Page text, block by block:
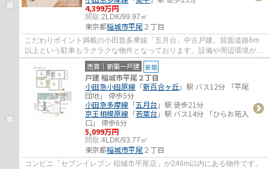
4,399万円
間取:2LDK/99.97㎡
東京都稲城市平尾２丁目
こだわりポイント満載の小田急多摩線「五月台」中古戸建。前面道路6m
以上という駐車もラクラクな物件となっております。設備や周辺環境が整
っている中古戸建てはいかがでしょうか。一...
売買｜新築一戸建 新築
戸建 稲城市平尾２丁目
小田急小田原線 「新百合ヶ丘」駅 バス12分 「平尾
団地」 停歩5分
小田急多摩線 「五月台 」駅 徒歩21分
京王相模原線 「若葉台 」駅 バス14分 「ひらお苑入
口」 停歩6分
5,099万円
間取:4LDK/93.77㎡
東京都稲城市平尾２丁目
コンビニ「セブンイレブン 稲城市平尾店」が246m以内にある物件です。